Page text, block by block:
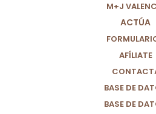
M+J
ACTÚA
AFÍLIATE
BASE DE
BASE DE